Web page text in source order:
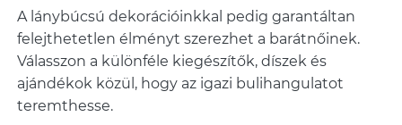
A lánybúcsú dekorációinkkal pedig garantáltan
felejthetetlen élményt szerezhet a barátnőinek.
Válasszon a különféle kiegészítők, díszek és
ajándékok közül, hogy az igazi bulihangulatot
teremthesse.